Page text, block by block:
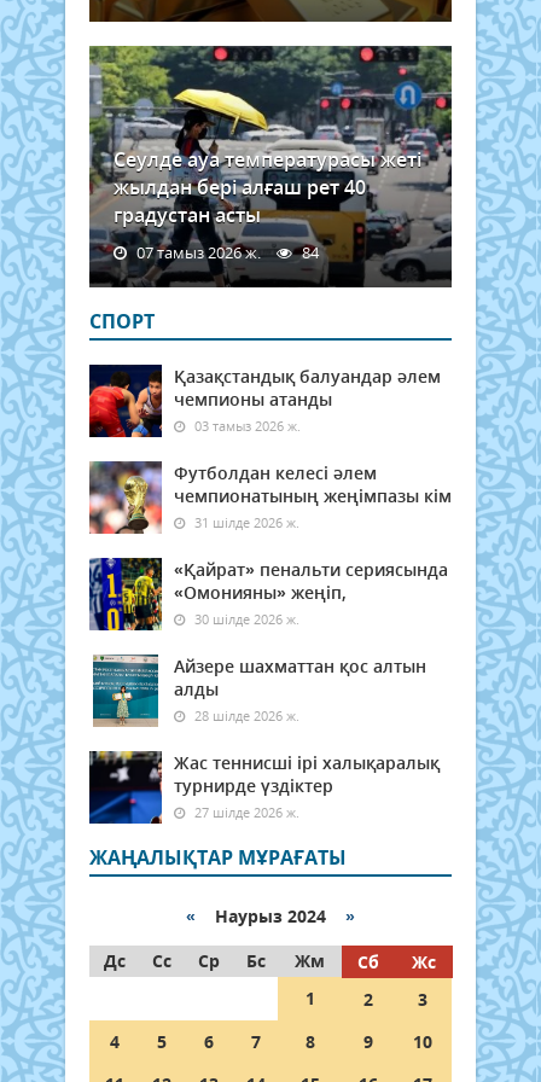
Сеулде ауа температурасы жеті
жылдан бері алғаш рет 40
градустан асты
07 тамыз 2026 ж. 84
СПОРТ
Қазақстандық балуандар әлем
чемпионы атанды
03 тамыз 2026 ж.
Футболдан келесі әлем
чемпионатының жеңімпазы кім
31 шілде 2026 ж.
«Қайрат» пенальти сериясында
«Омонияны» жеңіп,
30 шілде 2026 ж.
Айзере шахматтан қос алтын
алды
28 шілде 2026 ж.
Жас теннисші ірі халықаралық
турнирде үздіктер
27 шілде 2026 ж.
ЖАҢАЛЫҚТАР МҰРАҒАТЫ
« Наурыз 2024 »
Дс
Сс Ср Бс Жм Сб
Жс
1
2
3
4
5 6 7 8 9
10